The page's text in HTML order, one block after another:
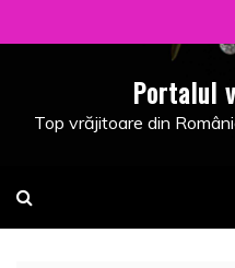
to
Portalul
Top vrăjitoare din